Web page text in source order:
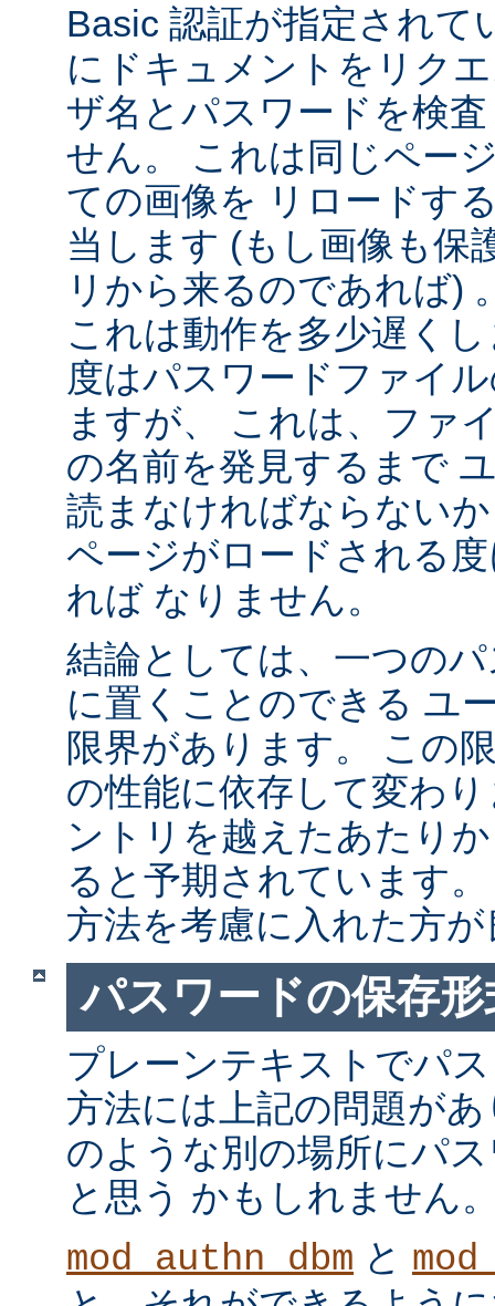
Basic 認証が指定されて
にドキュメントをリク
ザ名とパスワードを検
せん。 これは同じペー
ての画像を リロードす
当します (もし画像も保
リから来るのであれば)
これは動作を多少遅く
度はパスワードファイ
ますが、 これは、ファ
の名前を発見するまで
読まなければならない
ページがロードされる
れば なりません。
結論としては、一つの
に置くことのできる ユ
限界があります。 この
の性能に依存して変わ
ントリを越えたあたり
ると予期されています
方法を考慮に入れた方
パスワードの保存
プレーンテキストでパ
方法には上記の問題が
のような別の場所にパ
と思う かもしれません
mod_authn_dbm と